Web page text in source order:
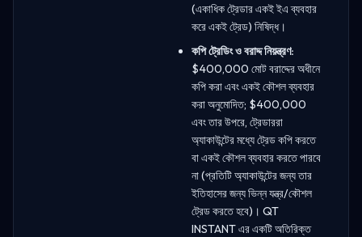
(একাধিক ট্রেডার একই ইএ ব্যবহার
করে একই ট্রেড) নিষিদ্ধ।
কপি ট্রেডিং ও বরাদ্দ নিয়ন্ত্রণ:
$400,000 মোট বরাদ্দের অধীনে
কপি করা এবং একই কৌশল ব্যবহার
করা অনুমোদিত; $400,000
এবং তার উপরে, ট্রেডাররা
অ্যাকাউন্টের মধ্যে ট্রেড কপি করতে
বা একই কৌশল ব্যবহার করতে পারবে
না (প্রতিটি অ্যাকাউন্টের জন্য তার
ইতিহাসের জন্য ভিন্ন যন্ত্র/কৌশল
ট্রেড করতে হবে)। QT
INSTANT এর একটি অতিরিক্ত